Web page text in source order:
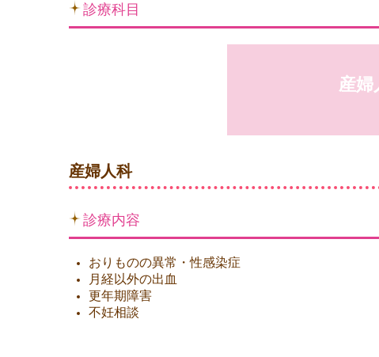
診療科目
産婦
産婦人科
診療内容
おりものの異常・性感染症
月経以外の出血
更年期障害
不妊相談